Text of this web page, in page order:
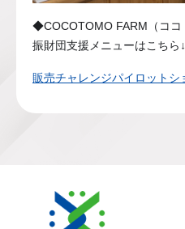
◆COCOTOMO FARM（ココ
振財団支援メニューはこちら↓
販売チャレンジパイロットシ